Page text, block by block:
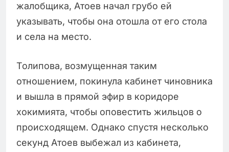
жалобщика, Атоев начал грубо ей
указывать, чтобы она отошла от его стола
и села на место.
Толипова, возмущенная таким
отношением, покинула кабинет чиновника
и вышла в прямой эфир в коридоре
хокимията, чтобы оповестить жильцов о
происходящем. Однако спустя несколько
секунд Атоев выбежал из кабинета,